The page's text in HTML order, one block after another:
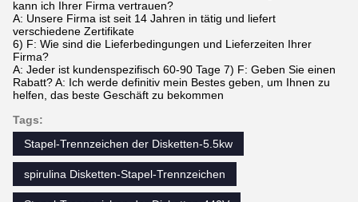
kann ich Ihrer Firma vertrauen?
A: Unsere Firma ist seit 14 Jahren in tätig und liefert
verschiedene Zertifikate
6) F: Wie sind die Lieferbedingungen und Lieferzeiten Ihrer
Firma?
A: Jeder ist kundenspezifisch 60-90 Tage 7) F: Geben Sie einen
Rabatt? A: Ich werde definitiv mein Bestes geben, um Ihnen zu
helfen, das beste Geschäft zu bekommen
Tags:
Stapel-Trennzeichen der Disketten-5.5kw
spirulina Disketten-Stapel-Trennzeichen